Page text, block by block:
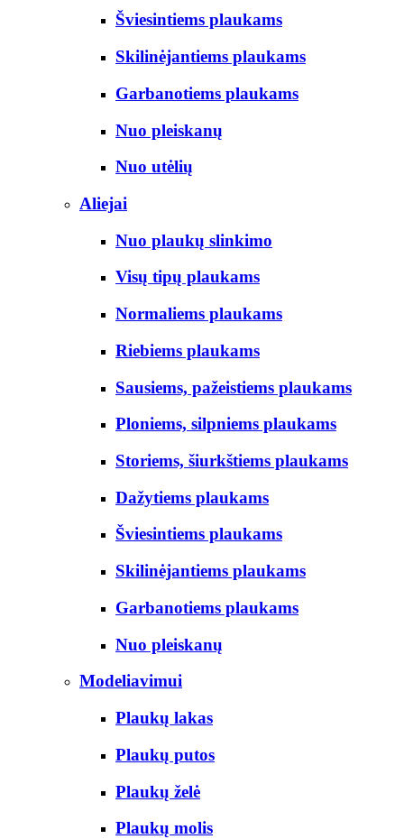
Šviesintiems plaukams
Skilinėjantiems plaukams
Garbanotiems plaukams
Nuo pleiskanų
Nuo utėlių
Aliejai
Nuo plaukų slinkimo
Visų tipų plaukams
Normaliems plaukams
Riebiems plaukams
Sausiems, pažeistiems plaukams
Ploniems, silpniems plaukams
Storiems, šiurkštiems plaukams
Dažytiems plaukams
Šviesintiems plaukams
Skilinėjantiems plaukams
Garbanotiems plaukams
Nuo pleiskanų
Modeliavimui
Plaukų lakas
Plaukų putos
Plaukų želė
Plaukų molis